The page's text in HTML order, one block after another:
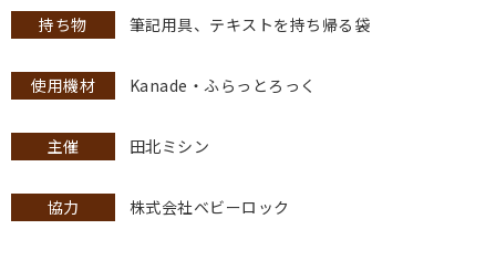
持ち物 筆記用具、テキストを持ち帰る袋
使用機材 Kanade・ふらっとろっく
主催 田北ミシン
協力 株式会社ベビーロック